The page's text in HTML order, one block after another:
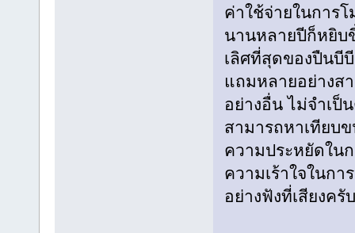
ค่าใช้จ่ายในการ
นานหลายปีก็หยิบ
เลิศที่สุดของปืนบี
แถมหลายอย่างส
อย่างอื่น ไม่จำเป็
สามารถหาเทียบ
ความประหยัดใน
ความเร้าใจในก
อย่างฟังที่เสียงครั